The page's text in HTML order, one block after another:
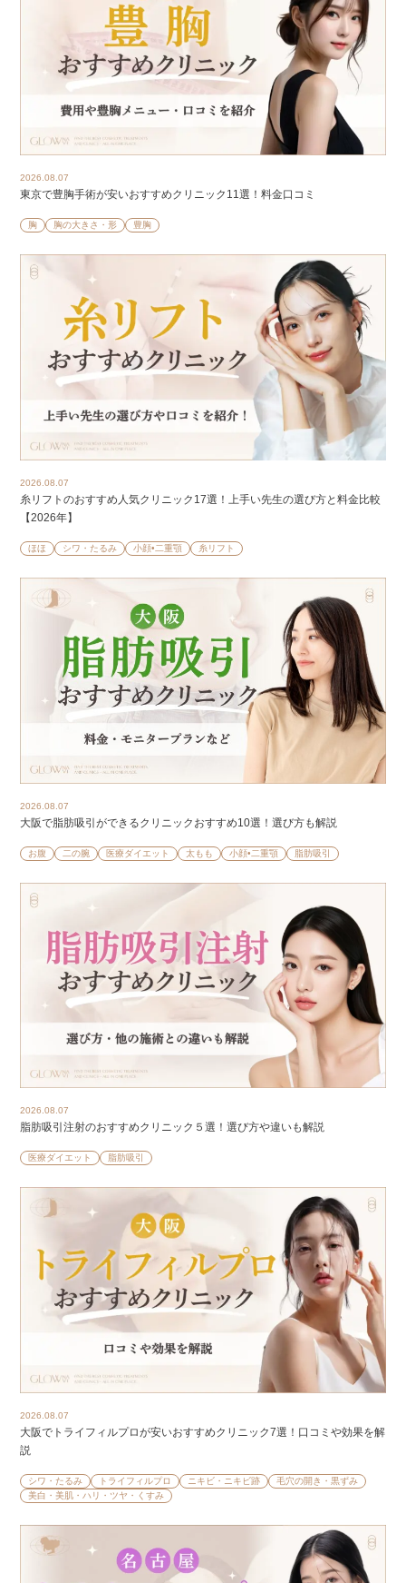
2026.08.07
東京で豊胸手術が安いおすすめクリニック11選！料金口コミ
胸 胸の大きさ・形 豊胸
2026.08.07
糸リフトのおすすめ人気クリニック17選！上手い先生の選び方と料金比較
【2026年】
ほほ シワ・たるみ 小顔•二重顎 糸リフト
2026.08.07
大阪で脂肪吸引ができるクリニックおすすめ10選！選び方も解説
お腹 二の腕 医療ダイエット 太もも 小顔•二重顎 脂肪吸引
2026.08.07
脂肪吸引注射のおすすめクリニック５選！選び方や違いも解説
医療ダイエット 脂肪吸引
2026.08.07
大阪でトライフィルプロが安いおすすめクリニック7選！口コミや効果を解
説
シワ・たるみ トライフィルプロ ニキビ・ニキビ跡
毛穴の開き・黒ずみ
美白・美肌・ハリ・ツヤ・くすみ